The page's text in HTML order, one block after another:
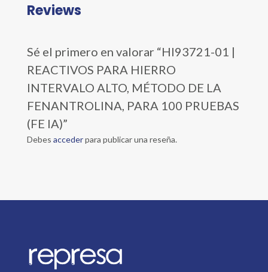
Reviews
Sé el primero en valorar “HI93721-01 |
REACTIVOS PARA HIERRO
INTERVALO ALTO, MÉTODO DE LA
FENANTROLINA, PARA 100 PRUEBAS
(FE IA)”
Debes accederpara publicar una reseña.